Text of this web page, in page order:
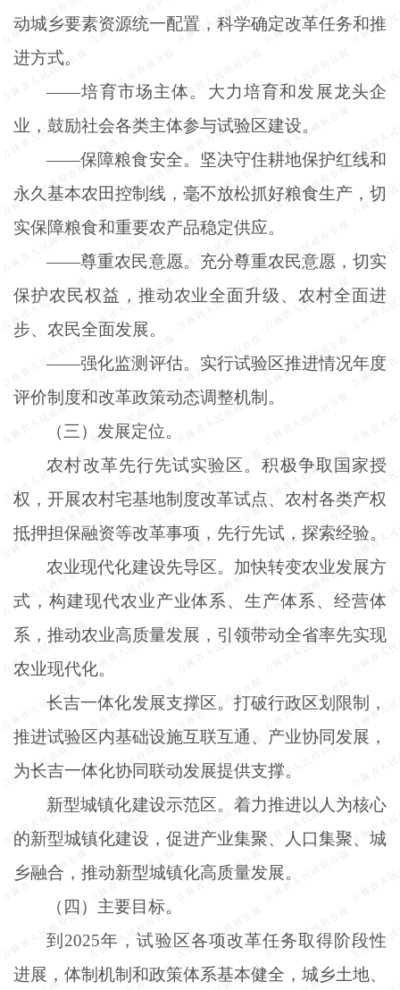
动城乡要素资源统一配置，科学确定改革任务和推
进方式。
——培育市场主体。大力培育和发展龙头企
业，鼓励社会各类主体参与试验区建设。
——保障粮食安全。坚决守住耕地保护红线和
永久基本农田控制线，毫不放松抓好粮食生产，切
实保障粮食和重要农产品稳定供应。
——尊重农民意愿。充分尊重农民意愿，切实
保护农民权益，推动农业全面升级、农村全面进
步、农民全面发展。
——强化监测评估。实行试验区推进情况年度
评价制度和改革政策动态调整机制。
（三）发展定位。
农村改革先行先试实验区。积极争取国家授
权，开展农村宅基地制度改革试点、农村各类产权
抵押担保融资等改革事项，先行先试，探索经验。
农业现代化建设先导区。加快转变农业发展方
式，构建现代农业产业体系、生产体系、经营体
系，推动农业高质量发展，引领带动全省率先实现
农业现代化。
长吉一体化发展支撑区。打破行政区划限制，
推进试验区内基础设施互联互通、产业协同发展，
为长吉一体化协同联动发展提供支撑。
新型城镇化建设示范区。着力推进以人为核心
的新型城镇化建设，促进产业集聚、人口集聚、城
乡融合，推动新型城镇化高质量发展。
（四）主要目标。
到 2025年，试验区各项改革任务取得阶段性
进展，体制机制和政策体系基本健全，城乡土地、